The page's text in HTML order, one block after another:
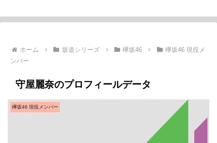
ホーム 坂道シリーズ 欅坂46
欅坂46 現役メ
ンバー
守屋麗奈のプロフィールデータ
欅坂46 現役メンバー